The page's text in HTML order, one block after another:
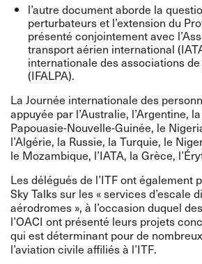
l’autre document aborde la
perturbateurs et l’extension du
présenté conjointement avec
transport aérien international
internationale des associations
(IFALPA).
La Journée internationale des
appuyée par l’Australie, l’Argentine,
Papouasie-Nouvelle-Guinée, le
l’Algérie, la Russie, la Turquie, le
le Mozambique, l’IATA, la Grèce,
Les délégués de l’ITF ont également
Sky Talks sur les « services d’escale
aérodromes », à l’occasion duquel
l’OACI ont présenté leurs projets
qui est déterminant pour de
l’aviation civile affiliés à l’ITF.